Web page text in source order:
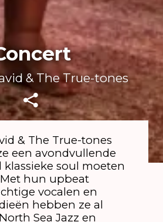
& The True-tones
& The True-tones
een avondvullende
klassieke soul moeten
hun upbeat
vocalen en
hebben ze al
Sea Jazz en